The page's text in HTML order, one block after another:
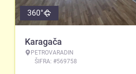
360°
Karagača
PETROVARADIN
ŠIFRA: #569758